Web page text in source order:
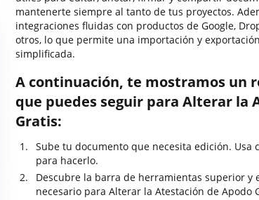
mantenerte siempre al tanto de tus proyectos.
integraciones fluidas con productos de Google,
otros, lo que permite una importación y
simplificada.
A continuación, te mostramos un
que puedes seguir para Alterar la
Gratis:
Sube tu documento que necesita edición.
para hacerlo.
Descubre la barra de herramientas superior y
necesario para Alterar la Atestación de Apodo